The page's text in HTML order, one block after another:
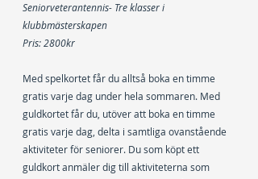
Seniorveterantennis- Tre klasser i
klubbmästerskapen
Pris: 2800kr
Med spelkortet får du alltså boka en timme
gratis varje dag under hela sommaren. Med
guldkortet får du, utöver att boka en timme
gratis varje dag, delta i samtliga ovanstående
aktiviteter för seniorer. Du som köpt ett
guldkort anmäler dig till aktiviteterna som